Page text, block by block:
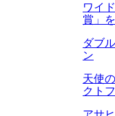
ワイ
賞」
ダブ
ン
天使
クト